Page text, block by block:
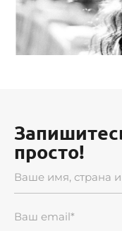
просто!